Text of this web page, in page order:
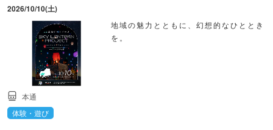
2026/10/10(土)
地域の魅力とともに、幻想的なひととき
を。
本通
体験・遊び